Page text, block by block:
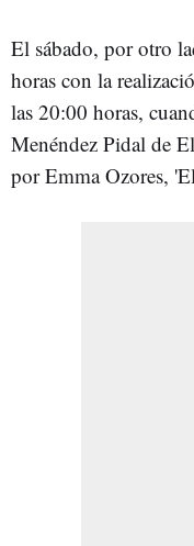
El sábado, por otro
horas con la
las 20:00 horas,
Menéndez Pidal de
por Emma Ozores,